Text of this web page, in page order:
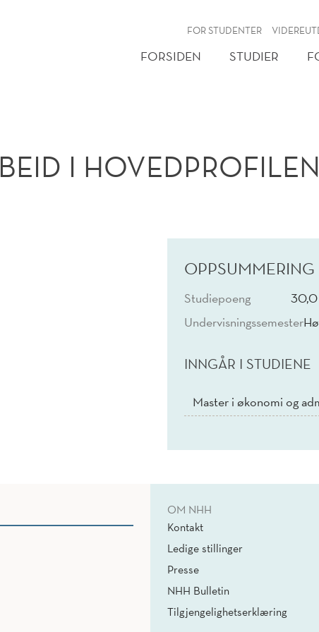
FOR STUDENTER
FORSIDEN STUDIER
I
OPPSUMMERING
Studiepoeng
30,0
Undervisningssemester
INNGÅR I STUDIENE
Master i økonomi og
OM NHH
Kontakt
Ledige stillinger
Presse
NHH Bulletin
Tilgjengelighetserklæring